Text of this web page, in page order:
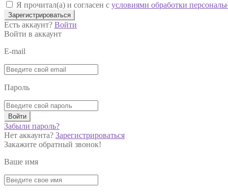
Я прочитал(а) и согласен с условиями обработки
Зарегистрироваться
Есть аккаунт? Войти
Войти в аккаунт
E-mail
Пароль
Войти
Забыли пароль?
Нет аккаунта? Зарегистрироваться
Закажите обратный звонок!
Ваше имя